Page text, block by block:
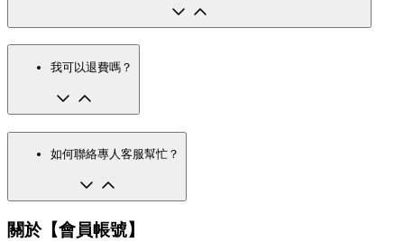
我可以退費嗎？
如何聯絡專人客服幫忙？
關於【會員帳號】